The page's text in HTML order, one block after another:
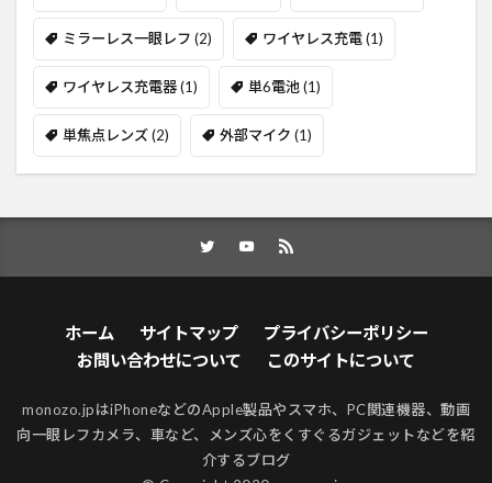
ミラーレス一眼レフ (2) ワイヤレス充電(1)
ワイヤレス充電器(1) 単6電池(1)
単焦点レンズ(2) 外部マイク (1)
ホーム サイトマップ
プライバシーポリシー
お問い合わせについて
このサイトについて
monozo.jpはiPhoneなどのApple製品やスマホ、PC関連機器、動画
向一眼レフカメラ、車など、メンズ心をくすぐるガジェットなどを紹
介するブログ